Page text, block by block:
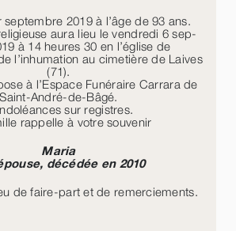
septembre 2019 à l’âge de 93 ans.
aura lieu le vendredi 6 sep-
à 14 heures 30 en l’église de
l’inhumation au cimetière de Laives
(71).
à l’Espace Funéraire Carrara de
Saint-André-de-Bâgé.
sur registres.
rappelle à votre souvenir
Maria
décédée en 2010
de faire-part et de remerciements.